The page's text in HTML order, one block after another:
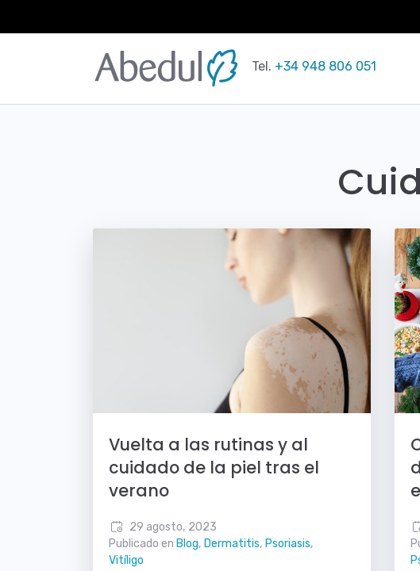
Tel. +34 948 806 051
Vuelta a las rutinas y al
cuidado de la piel tras el
verano
29 agosto, 2023
Publicado en Blog, Dermatitis, Psoriasis,
Vitíligo